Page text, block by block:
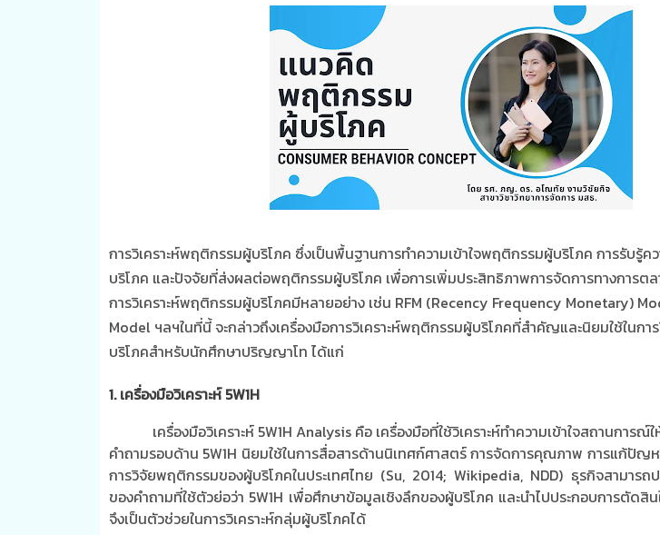
การวิเคราะห์พฤติกรรมผู้บริโภค ซึ่งเป็นพื้นฐานการทำความเข้าใจพฤติกรรมผู้บริโภค การรับรู้
บริโภค และปัจจัยที่ส่งผลต่อพฤติกรรมผู้บริโภค เพื่อการเพิ่มประสิทธิภาพการจัดการทางการตล
การวิเคราะห์พฤติกรรมผู้บริโภคมีหลายอย่าง เช่น RFM (Recency Frequency Monetary)
Model ฯลฯในที่นี้ จะกล่าวถึงเครื่องมือการวิเคราะห์พฤติกรรมผู้บริโภคที่สำคัญและนิยมใช้ในก
บริโภคสำหรับนักศึกษาปริญญาโท ได้แก่
1. เครื่องมือวิเคราะห์5W1H
เครื่องมือวิเคราะห์ 5W1H Analysis คือ เครื่องมือที่ใช้วิเคราะห์ทำความเข้าใจสถานการณ์
คำถามรอบด้าน 5W1H นิยมใช้ในการสื่อสารด้านนิเทศก์ศาสตร์ การจัดการคุณภาพ การแก้ปัญห
การวิจัยพฤติกรรมของผู้บริโภคในประเทศไทย (Su, 2014; Wikipedia, NDD) ธุรกิจสามารถ
ของคำถามที่ใช้ตัวย่อว่า 5W1H เพื่อศึกษาข้อมูลเชิงลึกของผู้บริโภค และนำไปประกอบการตัดสิ
จึงเป็นตัวช่วยในการวิเคราะห์กลุ่มผู้บริโภคได้